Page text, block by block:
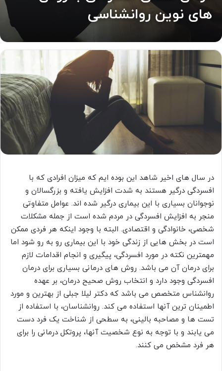
های نوین روانشناسی
در سال های اخیر شاهد این بوده ایم که میزان افرادی که با
افسردگی درگیر هستند به شدت افزایش یافته و بزرگسالان و
نوجوانان بسیاری با این بیماری درگیر شده اند. عوامل متفاوتی
منجر به افزایش افسردگی در مردم شده است از جمله مشکلات
شخصی، خانوادگی و اقتصادی. البته با وجود اینکه هر فردی ممکن
است در بخش هایی از زندگی خود با این بیماری رو به رو شود اما
مهمترین نکته در مورد افسردگی، پیگیری و انجام اقدامات لازم
برای درمان آن می باشد. روش های درمانی بسیاری برای درمان
افسردگی وجود دارد و انتخاب روش صحیح درمان، بر عهده
روانشناس متخصص می باشد که دکتر لیلا جبلی از بهترین و مورد
اطمینان ترین آنها استفاده می کند. روانشناسان، با استفاده از
تست ها و مصاحبه بالینی، به سطحی از شناخت یک فرد دست
می یابند و با توجه به نوع شخصیت آنها، پروتکل درمانی را برای
هر فرد مشخص می کنند.